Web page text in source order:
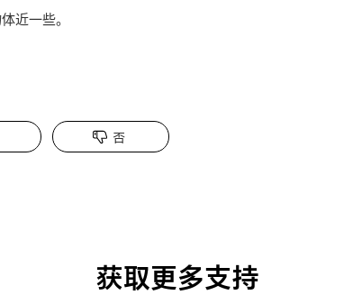
近一些。
否
获取更多支持